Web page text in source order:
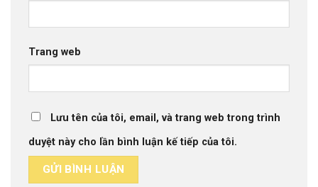
Trang web
Lưu tên của tôi, email, và trang web trong trình
duyệt này cho lần bình luận kế tiếp của tôi.